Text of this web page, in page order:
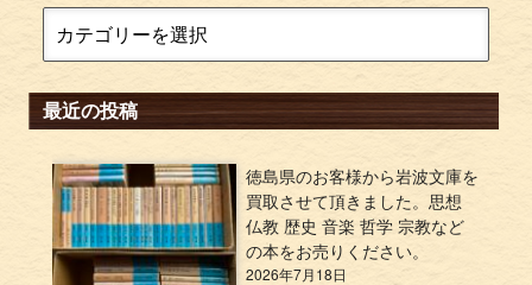
最近の投稿
徳島県のお客様から岩波文庫を
買取させて頂きました。思想
仏教 歴史 音楽 哲学 宗教など
の本をお売りください。
2026年7月18日